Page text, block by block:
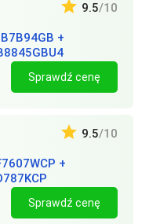
+
9.5/10
Sprawdź cenę
+
9.5/10
Sprawdź cenę